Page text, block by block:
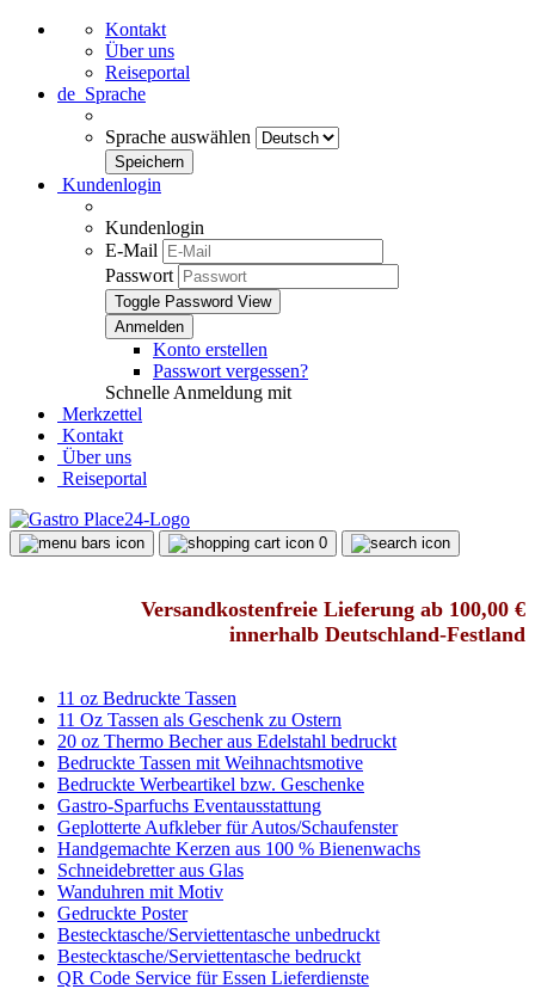
Kontakt
Über uns
Reiseportal
de Sprache
Sprache auswählen
Kundenlogin
Kundenlogin
E-Mail
Passwort
Toggle Password View
Konto erstellen
Passwort vergessen?
Schnelle Anmeldung mit
Merkzettel
Kontakt
Über uns
Reiseportal
0
Versandkostenfreie Lieferung ab 100,00 €
innerhalb Deutschland-Festland
11 oz Bedruckte Tassen
11 Oz Tassen als Geschenk zu Ostern
20 oz Thermo Becher aus Edelstahl bedruckt
Bedruckte Tassen mit Weihnachtsmotive
Bedruckte Werbeartikel bzw. Geschenke
Gastro-Sparfuchs Eventausstattung
Geplotterte Aufkleber für Autos/Schaufenster
Handgemachte Kerzen aus 100 % Bienenwachs
Schneidebretter aus Glas
Wanduhren mit Motiv
Gedruckte Poster
Bestecktasche/Serviettentasche unbedruckt
Bestecktasche/Serviettentasche bedruckt
QR Code Service für Essen Lieferdienste